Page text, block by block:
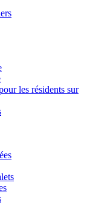
les résidents sur